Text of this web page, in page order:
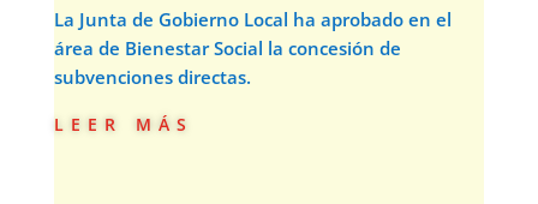
La Junta de Gobierno Local ha aprobado en el
área de Bienestar Social la concesión de
subvenciones directas.
leer más